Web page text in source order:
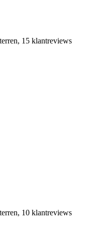
15 klantreviews
10 klantreviews